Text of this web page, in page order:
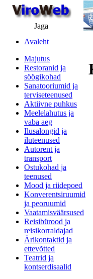
Jaga
Avaleht
Majutus
Restoranid ja
söögikohad
Sanatooriumid ja
terviseteenused
Aktiivne puhkus
Meelelahutus ja
vaba aeg
Ilusalongid ja
iluteenused
Autorent ja
transport
Ostukohad ja
teenused
Mood ja riidepoed
Konverentsiruumid
ja peoruumid
Vaatamisväärsused
Reisibürood ja
reisikorraldajad
Ärikontaktid ja
ettevõtted
Teatrid ja
kontserdisaalid